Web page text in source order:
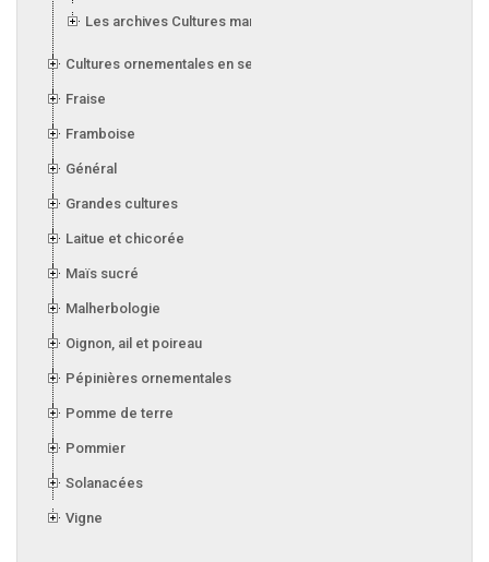
Les archives Cultures maraîchères et fruitières en serre
Cultures ornementales en serre
Fraise
Framboise
Général
Grandes cultures
Laitue et chicorée
Maïs sucré
Malherbologie
Oignon, ail et poireau
Pépinières ornementales
Pomme de terre
Pommier
Solanacées
Vigne